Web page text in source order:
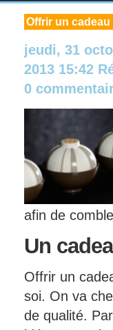
Offrir un cadeau
jeudi, 31
2013 15:42
0
afin de
Un
Offrir un
soi. On va
de qualité.